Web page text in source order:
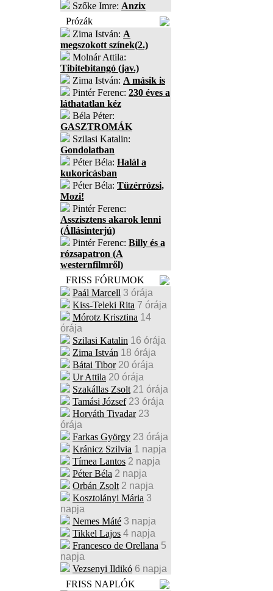
Szőke Imre: Anzix
Prózák
Zima István: A
megszokott színek(2.)
Molnár Attila:
Tibitebitangó (jav.)
Zima István: A másik is
Pintér Ferenc: 230 éves a
láthatatlan kéz
Béla Péter:
GASZTROMÁK
Szilasi Katalin:
Gondolatban
Péter Béla: Halál a
kukoricásban
Péter Béla: Tüzérrózsi,
Mozi!
Pintér Ferenc:
Asszisztens akarok lenni
(Állásinterjú)
Pintér Ferenc: Billy és a
rózsapatron (A
westernfilmről)
FRISS FÓRUMOK
Paál Marcell 3 órája
Kiss-Teleki Rita 7 órája
Mórotz Krisztina 14
órája
Szilasi Katalin 16 órája
Zima István 18 órája
Bátai Tibor 20 órája
Ur Attila 20 órája
Szakállas Zsolt 21 órája
Tamási József 23 órája
Horváth Tivadar 23
órája
Farkas György 23 órája
Kránicz Szilvia 1 napja
Tímea Lantos 2 napja
Péter Béla 2 napja
Orbán Zsolt 2 napja
Kosztolányi Mária 3
napja
Nemes Máté 3 napja
Tikkel Lajos 4 napja
Francesco de Orellana 5
napja
Vezsenyi Ildikó 6 napja
FRISS NAPLÓK